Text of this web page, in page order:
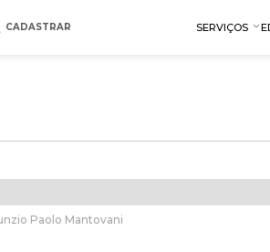
CADASTRAR SERVIÇOS
Paolo Mantovani